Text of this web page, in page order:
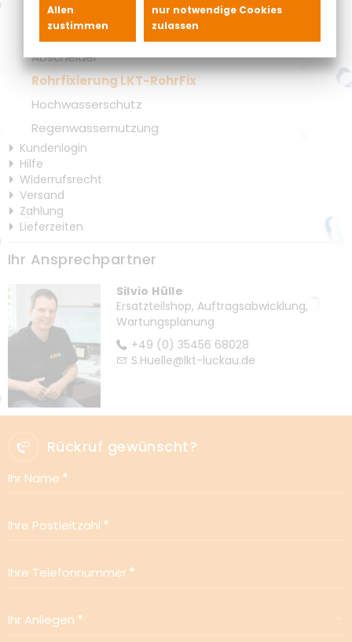
Ersatzteile für Kleinkläranlagen
Armaturen für Pumpstationen
Abscheider
Rohrfixierung LKT-RohrFix
Hochwasserschutz
Regenwassernutzung
Kundenlogin
Hilfe
Widerrufsrecht
Versand
Zahlung
Lieferzeiten
Ihr Ansprechpartner
Silvio Hülle
Ersatzteilshop, Auftragsabwicklung,
Wartungsplanung
+49 (0) 35456 68028
S.Huelle@lkt-luckau.de
Rückruf gewünscht?
Ihr Name
Ihre Postleitzahl
Ihre Telefonnummer
Ihr Anliegen
Allen
zustimmen
nur notwendige Cookies
zulassen